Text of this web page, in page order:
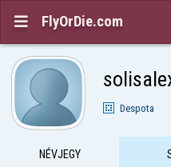
 FlyOrDie.com
Despota
NÉVJEGY